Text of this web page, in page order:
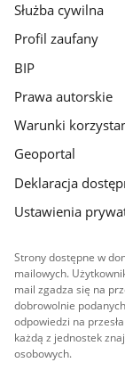
Służba cywilna
Profil zaufany
BIP
Prawa autorskie
Warunki
Geoportal
Deklaracja
Ustawienia
Strony dostępne w
mailowych.
mail zgadza się na
dobrowolnie
odpowiedzi na
każdą z jednostek
osobowych.